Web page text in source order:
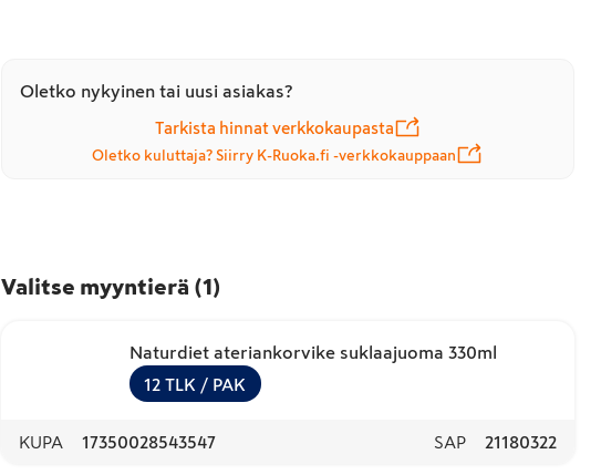
Oletko nykyinen tai uusi asiakas?
Tarkista hinnat verkkokaupasta
Oletko kuluttaja? Siirry K-Ruoka.fi -verkkokauppaan
Valitse myyntierä (1 )
Naturdiet ateriankorvike suklaajuoma 330ml
12 TLK / PAK
KUPA 17350028543547 SAP 21180322